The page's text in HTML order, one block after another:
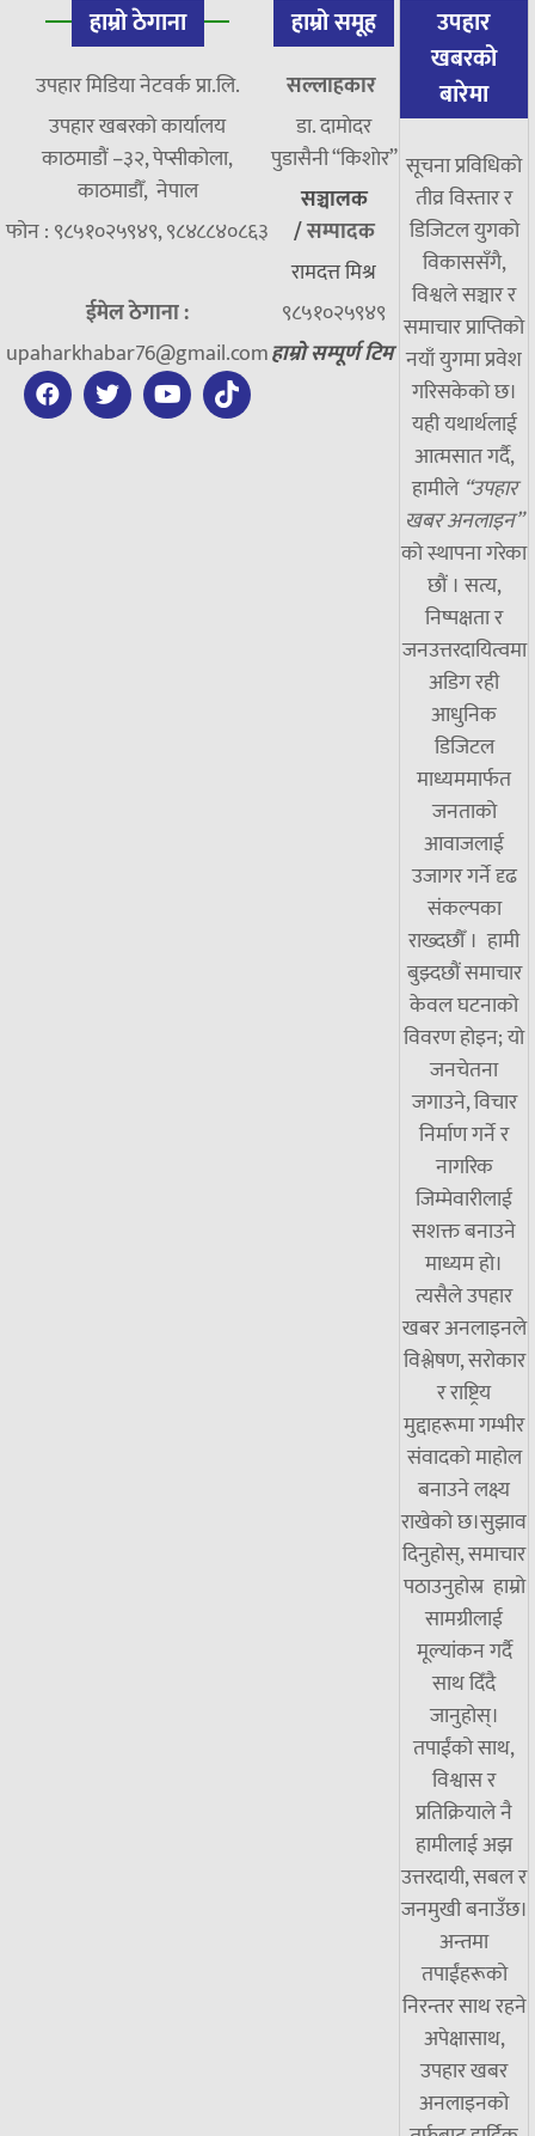
हाम्रो ठेगाना
उपहार मिडिया नेटवर्क प्रा.लि.
उपहार खबरको कार्यालय
काठमाडौं –३२, पेप्सीकोला,
काठमाडौँ, नेपाल
फोन : ९८५१०२५९४९, ९८४८८४०८६३
ईमेल ठेगाना :
upaharkhabar76@gmail.com
हाम्रो समूह
सल्लाहकार
डा. दामाेदर
पुडासैनी “किशाेर”
सञ्चालक
/सम्पादक
रामदत्त मिश्र
९८५१०२५९४९
हाम्रो सम्पूर्ण टिम
उपहार
खबरको
बारेमा
सूचना प्रविधिको
तीव्र विस्तार र
डिजिटल युगको
विकाससँगै,
विश्वले सञ्चार र
समाचार प्राप्तिको
नयाँ युगमा प्रवेश
गरिसकेको छ।
यही यथार्थलाई
आत्मसात गर्दै,
हामीले “उपहार
खबर अनलाइन”
को स्थापना गरेका
छौं । सत्य,
निष्पक्षता र
जनउत्तरदायित्वमा
अडिग रही
आधुनिक
डिजिटल
माध्यममार्फत
जनताको
आवाजलाई
उजागर गर्ने दृढ
संकल्पका
राख्दछौँ । हामी
बुझ्दछौं समाचार
केवल घटनाको
विवरण होइन; यो
जनचेतना
जगाउने, विचार
निर्माण गर्ने र
नागरिक
जिम्मेवारीलाई
सशक्त बनाउने
माध्यम हो।
त्यसैले उपहार
खबर अनलाइनले
विश्लेषण, सरोकार
र राष्ट्रिय
मुद्दाहरूमा गम्भीर
संवादको माहोल
बनाउने लक्ष्य
राखेको छ।सुझाव
दिनुहोस्, समाचार
पठाउनुहोस्र हाम्रो
सामग्रीलाई
मूल्यांकन गर्दै
साथ दिँदै
जानुहोस्।
तपाईंको साथ,
विश्वास र
प्रतिक्रियाले नै
हामीलाई अझ
उत्तरदायी, सबल र
जनमुखी बनाउँछ।
अन्तमा
तपाईंहरूको
निरन्तर साथ रहने
अपेक्षासाथ,
उपहार खबर
अनलाइनको